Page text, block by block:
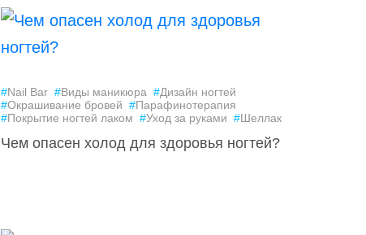
#Nail Bar #Виды маникюра #Дизайн ногтей
#Окрашивание бровей #Парафинотерапия
#Покрытие ногтей лаком #Уход за руками #Шеллак
Чем опасен холод для здоровья ногтей?